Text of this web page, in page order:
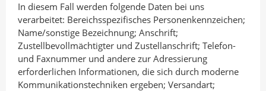
In diesem Fall werden folgende Daten bei uns
verarbeitet: Bereichsspezifisches Personenkennzeichen;
Name/sonstige Bezeichnung; Anschrift;
Zustellbevollmächtigter und Zustellanschrift; Telefon-
und Faxnummer und andere zur Adressierung
erforderlichen Informationen, die sich durch moderne
Kommunikationstechniken ergeben; Versandart;